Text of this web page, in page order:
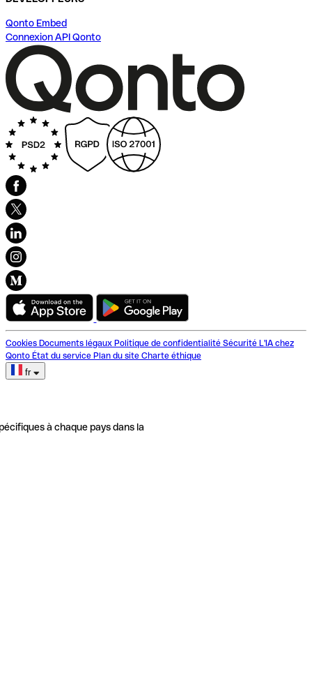
Qonto Embed
Connexion API Qonto
Cookies Documents légaux Politique de confidentialité Sécurité L'IA chez
Qonto État du service Plan du site Charte éthique
fr
à chaque pays dans la